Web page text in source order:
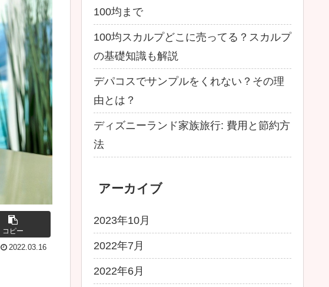
コピー
2022.03.16
100均まで
100均スカルプどこに売ってる？スカルプ
の基礎知識も解説
デパコスでサンプルをくれない？その理
由とは？
ディズニーランド家族旅行: 費用と節約方
法
アーカイブ
2023年10月
2022年7月
2022年6月